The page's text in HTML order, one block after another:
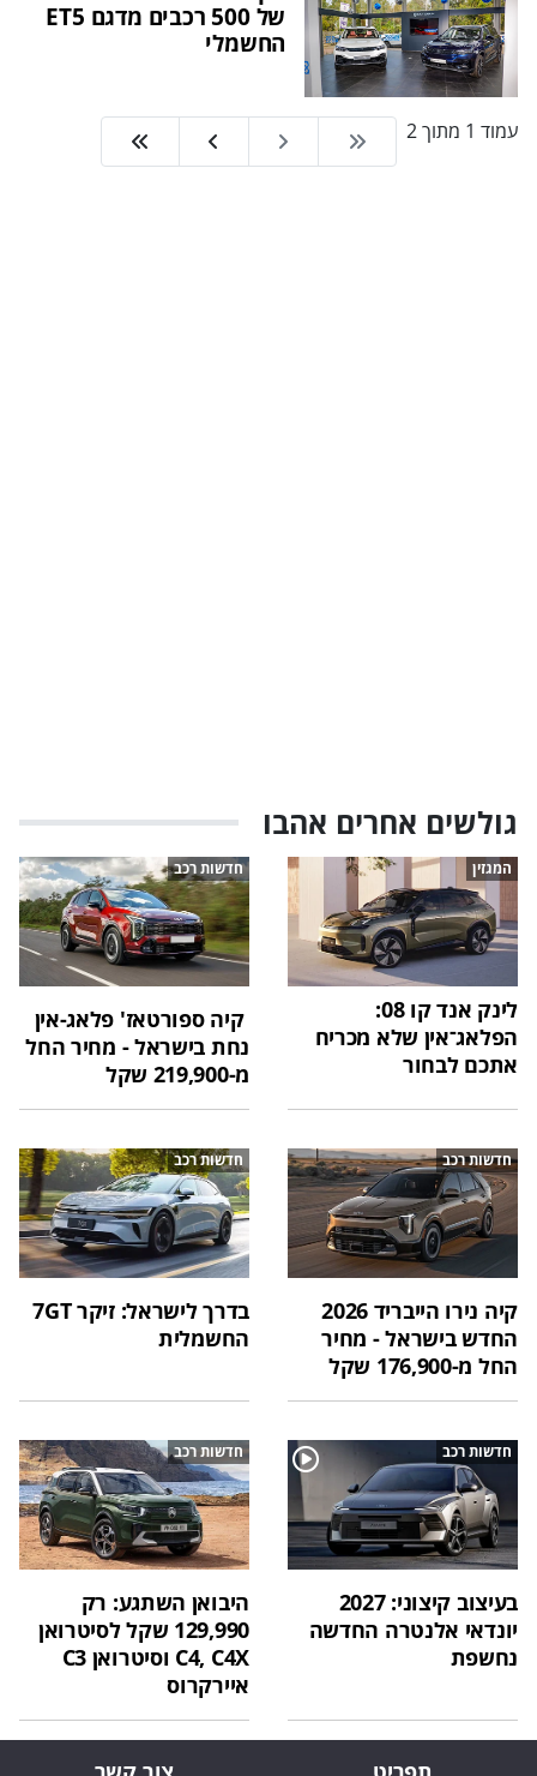
של 500 רכבים מדגם ET5
החשמלי
עמוד 1 מתוך 2
גולשים אחרים אהבו
המגזין
לינק אנד קו 08:
הפלאג־אין שלא מכריח
אתכם לבחור
חדשות רכב
קיה ספורטאז' פלאג-אין
נחת בישראל - מחיר החל
מ-219,900 שקל
חדשות רכב
קיה נירו הייבריד 2026
החדש בישראל - מחיר
החל מ-176,900 שקל
חדשות רכב
בדרך לישראל: זיקר 7GT
החשמלית
חדשות רכב
בעיצוב קיצוני: 2027
יונדאי אלנטרה החדשה
נחשפת
חדשות רכב
היבואן השתגע: רק
129,990 שקל לסיטרואן
C4, C4X וסיטרואן C3
איירקרוס